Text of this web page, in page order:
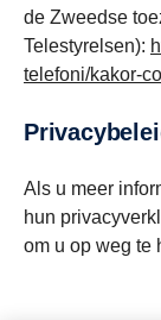
de Zweedse
Telestyrelsen):
telefoni/kakor-
Als u meer
hun
om u op weg te